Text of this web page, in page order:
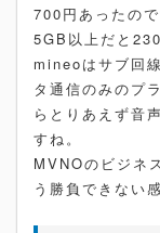
700円あったの
5GB以上だと230
mineoはサブ回
タ通信のみのプ
らとりあえず音
すね。
MVNOのビジネ
う勝負できない